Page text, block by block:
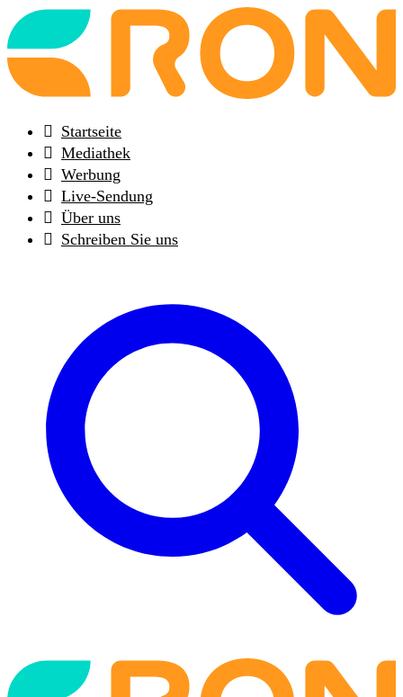
Back
to
frontpage
Startseite
Mediathek
Werbung
Live-Sendung
Über uns
Schreiben Sie uns
Back
to